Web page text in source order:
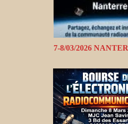
7-8/03/2026